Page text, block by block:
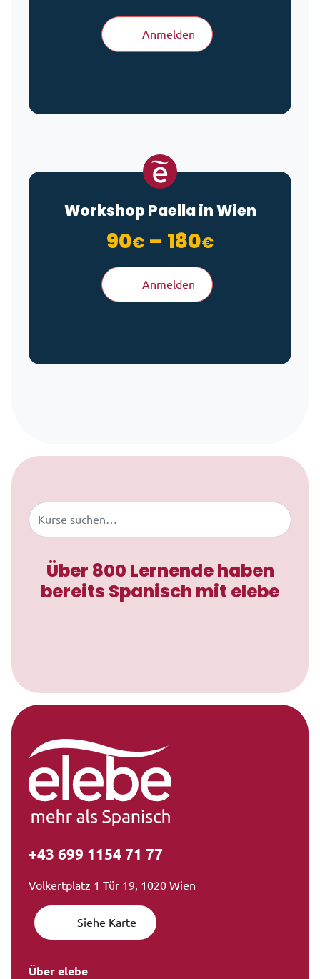
Anmelden
Workshop Paella in Wien
90€ – 180€
Anmelden
Zum Inhalt springen
Buscar
Über 800 Lernende haben
bereits Spanisch mit elebe
+43 699 1154 71 77
Volkertplatz 1 Tür 19, 1020 Wien
Siehe Karte
Über elebe